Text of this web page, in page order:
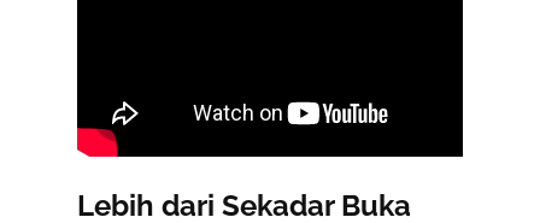
Lebih dari Sekadar Buka